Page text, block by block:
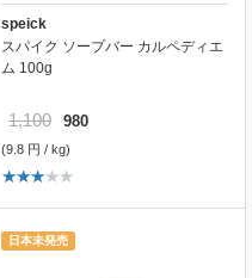
speick
スパイク ソープバー カルペディエ
ム 100g
1,100 980
(9.8 円 / kg)
日本未発売